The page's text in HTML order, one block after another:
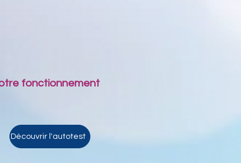
fonctionnement
Découvrir l'autotest